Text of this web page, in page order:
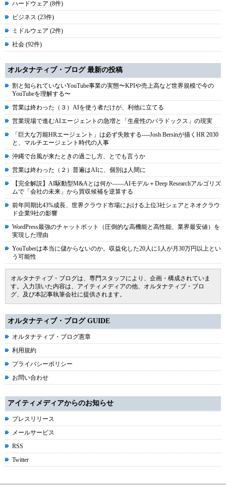
ハードウェア (8件)
ビジネス (23件)
ミドルウェア (2件)
社会 (92件)
オルタナティブ・ブログ 最新の投稿
割と知られていないYouTube事業の実態〜KPIや売上高など世界規模で今の
YouTubeを理解する〜
営業は終わった（３）AIを使う者だけが、利他に立てる
営業現場で進むAIエージェントの急増と「生産性のパラドックス」の現実
「巨大な万能HRエージェント」は必ず失敗する----Josh Bersinが描くHR 2030
と、マルチエージェント時代の人事
沖縄で台風が来たときの過ごし方、とでも言うか
営業は終わった（２）普遍はAIに、個別は人間に
【完全解説】AI駆動型M&Aとは何か――AIモデル＋Deep Researchアルゴリズ
ムで「会社の未来」から買収候補を逆算する
前年同期比43%成長、世界クラウド市場における上位3社シェアとネオクラウ
ド企業9社の影響
WordPress最強のチャットボット（圧倒的な高機能と高性能、業界最安値）を
実現した理由
YouTuberは本当に儲からないのか。収益化した20人に1人が月30万円以上とい
う可能性
オルタナティブ・ブログは、専門スタッフにより、企画・構成されていま
す。入力頂いた内容は、アイティメディアの他、オルタナティブ・ブロ
グ、及び本記事執筆会社に提供されます。
オルタナティブ・ブログ GUIDE
オルタナティブ・ブログ憲章
利用規約
プライバシーポリシー
お問い合わせ
アイティメディアからのお知らせ
プレスリリース
メールサービス
RSS
Twitter